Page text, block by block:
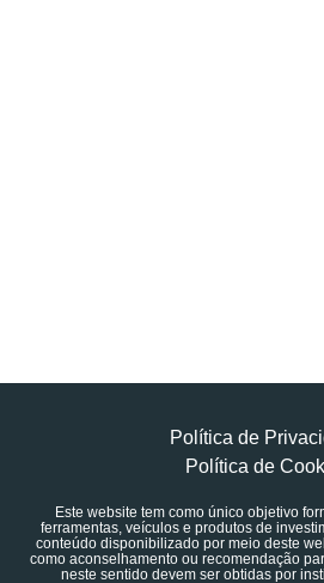
Política de
Política de
Este website tem como único objetivo
ferramentas, veículos e produtos de
conteúdo disponibilizado por meio deste
como aconselhamento ou recomendação
neste sentido devem ser obtidas por